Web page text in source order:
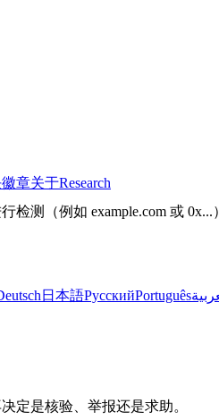
章关于Research
检测（例如 example.com 或 0x...）
日本語РусскийPortuguês
定是核验、举报还是求助。